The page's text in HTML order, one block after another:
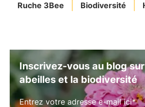
Ruche 3Bee Biodiversité
Inscrivez-vous au blog
abeilles et la biodiversité
Entrez votre adresse e-mail ici*